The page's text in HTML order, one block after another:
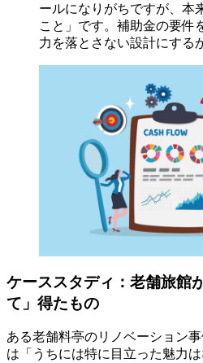
ールになりがちですが、本
こと」です。補助金の要件
力を落とさない設計にする
ケーススタディ：老舗旅館
て」得たもの
ある老舗料亭のリノベーション
は「うちには特に目立った魅力